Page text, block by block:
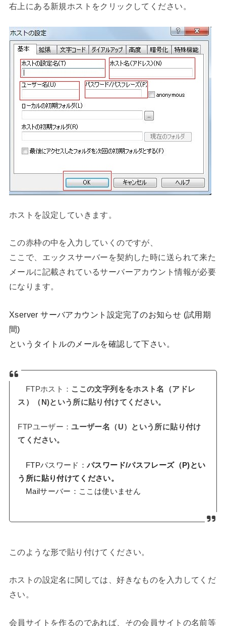
右上にある新規ホストをクリックしてください。
ホストを設定していきます。
この赤枠の中を入力していくのですが、
ここで、エックスサーバーを契約した時に送られて来た
メールに記載されているサーバーアカウント情報が必要
になります。
Xserver サーバアカウント設定完了のお知らせ (試用期
間)
というタイトルのメールを確認して下さい。
FTPホスト： ここの文字列ををホスト名（アドレ
ス）（N)という所に貼り付けてください。
FTPユーザー：ユーザー名（U）という所に貼り付け
てください。
FTPパスワード：パスワード/パスフレーズ（P)とい
う所に貼り付けてください。
Mailサーバー：ここは使いません
このような形で貼り付けてください。
ホストの設定名に関しては、好きなものを入力してくだ
さい。
会員サイトを作るのであれば、その会員サイトの名前等